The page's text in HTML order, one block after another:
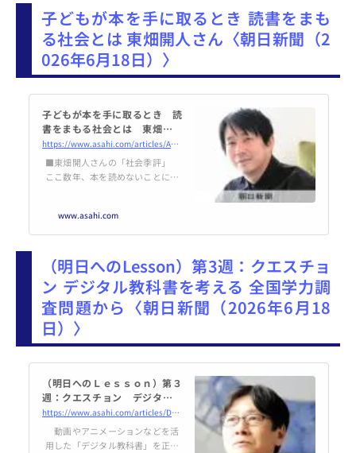
子どもが本を手に取るとき 読書をまも
る社会とは 東畑開人さん〈朝日新聞（2
026年6月18日）〉
子どもが本を手に取るとき 読
書をまもる社会とは 東畑開人
さん：朝日新聞
https://www.asahi.com/articles/ASV6B1DD7V6BUPQJ00BM.html
■東畑開人さんの「社会季評」
ここ数年、本を読めないことにつ
読書について読書するというのは
奇妙な感じもするのだが、それは
www.asahi.com
（明日へのLesson）第3週：クエスチョ
ン デジタル教科書を考える 全国学力調
査問題から〈朝日新聞（2026年6月18
日）〉
（明日へのＬｅｓｓｏｎ）第３
週：クエスチョン デジタル教
科書を考える 全国学力調査問
題から：朝日新聞
https://www.asahi.com/articles/DA3S16485033.html
動画やアニメーションなどを活
用した「デジタル教科書」を正式